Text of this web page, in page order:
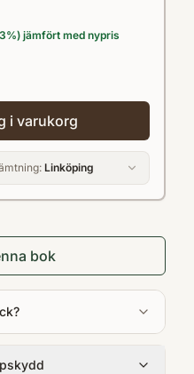
de överleva
%) jämfört med nypris
i varukorg
Linköping
bok